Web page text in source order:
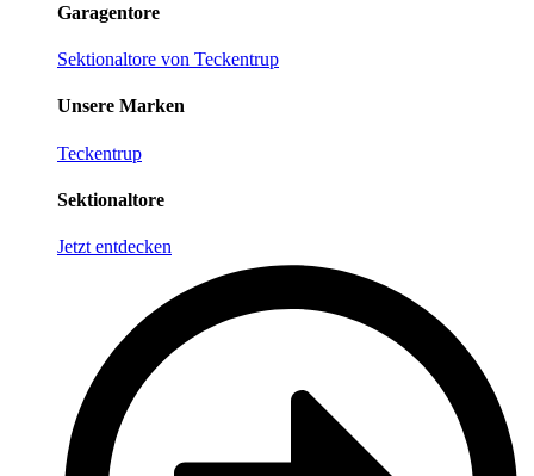
Garagentore
Sektionaltore von Teckentrup
Unsere Marken
Teckentrup
Sektionaltore
Jetzt entdecken